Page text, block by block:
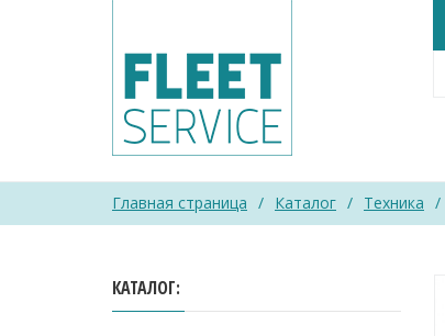
Главная страница / Каталог / Техника /
КАТАЛОГ